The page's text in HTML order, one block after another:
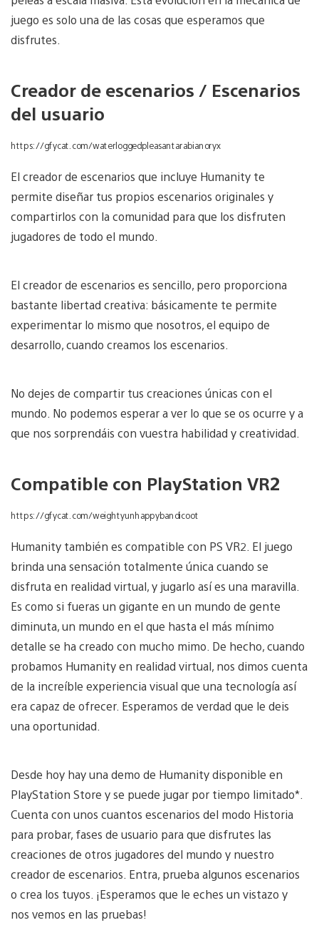
juego es solo una de las cosas que esperamos que
disfrutes.
Creador de escenarios / Escenarios
del usuario
https://gfycat.com/waterloggedpleasantarabianoryx
El creador de escenarios que incluye Humanity te
permite diseñar tus propios escenarios originales y
compartirlos con la comunidad para que los disfruten
jugadores de todo el mundo.
El creador de escenarios es sencillo, pero proporciona
bastante libertad creativa: básicamente te permite
experimentar lo mismo que nosotros, el equipo de
desarrollo, cuando creamos los escenarios.
No dejes de compartir tus creaciones únicas con el
mundo. No podemos esperar a ver lo que se os ocurre y a
que nos sorprendáis con vuestra habilidad y creatividad.
Compatible con PlayStation VR2
https://gfycat.com/weightyunhappybandicoot
Humanity también es compatible con PS VR2. El juego
brinda una sensación totalmente única cuando se
disfruta en realidad virtual, y jugarlo así es una maravilla.
Es como si fueras un gigante en un mundo de gente
diminuta, un mundo en el que hasta el más mínimo
detalle se ha creado con mucho mimo. De hecho, cuando
probamos Humanity en realidad virtual, nos dimos cuenta
de la increíble experiencia visual que una tecnología así
era capaz de ofrecer. Esperamos de verdad que le deis
una oportunidad.
Desde hoy hay una demo de Humanity disponible en
PlayStation Store y se puede jugar por tiempo limitado*.
Cuenta con unos cuantos escenarios del modo Historia
para probar, fases de usuario para que disfrutes las
creaciones de otros jugadores del mundo y nuestro
creador de escenarios. Entra, prueba algunos escenarios
o crea los tuyos. ¡Esperamos que le eches un vistazo y
nos vemos en las pruebas!